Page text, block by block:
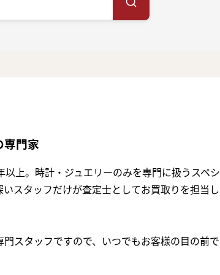
専門家
上。時計・ジュエリーのみを専門に扱うスペシ
スタッフだけが査定士としてお買取りを担当し
スタッフですので、いつでもお客様の目の前で